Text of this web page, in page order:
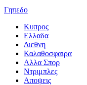
Γηπεδο
Κυπρος
Ελλαδα
Διεθνη
Καλαθοσφαιρα
Αλλα Σπορ
Ντριμπλες
Αποψεις